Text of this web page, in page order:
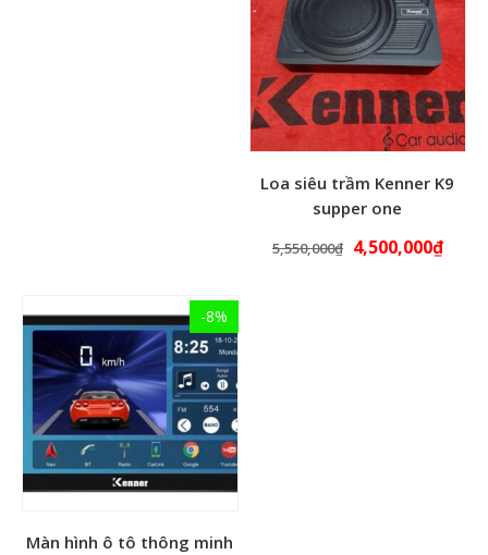
Loa siêu trầm Kenner K9
supper one
5,550,000₫ 4,500,000₫
-8%
Màn hình ô tô thông minh